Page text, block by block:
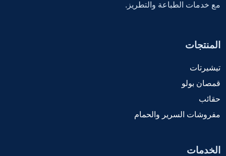
مع خدمات الطباعة والتطريز.
المنتجات
تيشيرتات
قمصان بولو
حقائب
مفروشات السرير والحمام
الخدمات